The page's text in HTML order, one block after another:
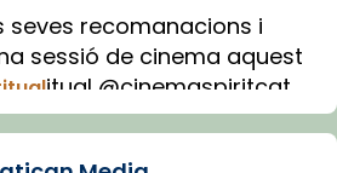
seves recomanacions i
sessió de cinema aquest
itual @cinemaspiritcat
amb IA (OpenAI)